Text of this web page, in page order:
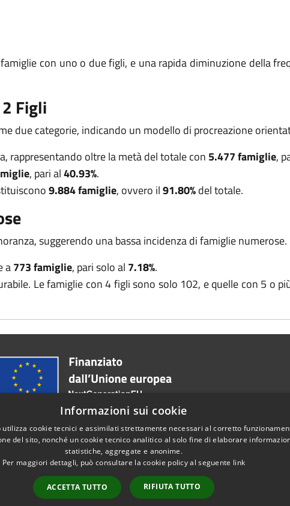
con uno o due figli, e una rapida diminuzione della
Figli
due categorie, indicando un modello di procreazione
rappresentando oltre la metà del totale con 5.477 famiglie,
, pari al40.93%.
9.884 famiglie, ovvero il91.80%del totale.
suggerendo una bassa incidenza di famiglie numerose.
a773 famiglie, pari solo al 7.18%.
Le famiglie con 4 figli sono solo 102, e quelle con 5 o
Telefono:080 3716102
Informazioni sui cookie
utilizza cookie tecnici e assimilati strettamente necessari al corretto
del sito, nonché un cookie tecnico analitico al solo fine di elaborare
statistiche, aggregate e anonime.
Per maggiori dettagli, può consultare la cookie policy al seguente link
ACCETTA TUTTO RIFIUTA TUTTO